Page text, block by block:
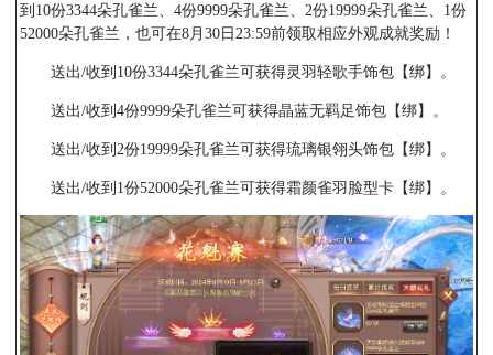
到10份3344朵孔雀兰、4份9999朵孔雀兰、2份19999朵孔雀兰、1份
52000朵孔雀兰，也可在8月30日23:59前领取相应外观成就奖励！
送出/收到10份3344朵孔雀兰可获得灵羽轻歌手饰包【绑】。
送出/收到4份9999朵孔雀兰可获得晶蓝无羁足饰包【绑】。
送出/收到2份19999朵孔雀兰可获得琉璃银翎头饰包【绑】。
送出/收到1份52000朵孔雀兰可获得霜颜雀羽脸型卡【绑】。